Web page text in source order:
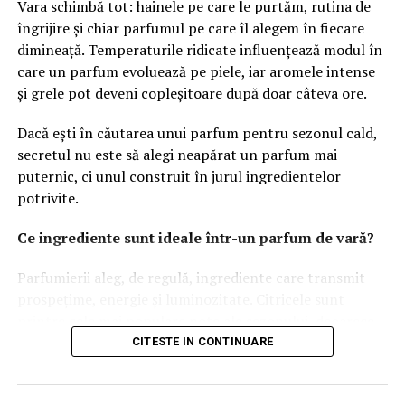
Conținutul are un rol esențial în procesul de atragere și
convingere a publicului. Articolele informative, studiile
de caz și paginile bine optimizate oferă valoare și
demonstrează expertiza companiei. Acest lucru
contribuie la dezvoltarea unei relații solide cu
Pe lângă experiența oferită de website, vizibilitatea este
un factor decisiv. Chiar și cea mai bună platformă poate
avea rezultate limitate dacă nu este găsită de publicul
potrivit. De aceea, optimizarea și promovarea trebuie să
facă parte din aceeași strategie.
afaceri alegservicii de optimizare SEO, una dintre cele
mai eficiente investiții digitale pe termen lung.
Vara schimbă tot: hainele pe care le purtăm, rutina de
îngrijire și chiar parfumul pe care îl alegem în fiecare
dimineață. Temperaturile ridicate influențează modul în
care un parfum evoluează pe piele, iar aromele intense
și grele pot deveni copleșitoare după doar câteva ore.
Dacă ești în căutarea unui parfum pentru sezonul cald,
secretul nu este să alegi neapărat un parfum mai
puternic, ci unul construit în jurul ingredientelor
potrivite.
Ce ingrediente sunt ideale într-un parfum de vară?
Parfumierii aleg, de regulă, ingrediente care transmit
oferă o senzație imediată de prospețime și se dezvoltă
CITESTE IN CONTINUARE